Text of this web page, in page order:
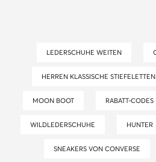
LEDERSCHUHE WEITEN
HERREN KLASSISCHE STIEFELETTEN
MOON BOOT RABATT-CODES
WILDLEDERSCHUHE HUNTER
SNEAKERS VON CONVERSE